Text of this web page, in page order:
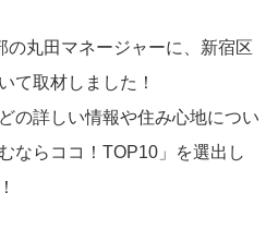
の丸田マネージャーに、新宿区
て取材しました！
の詳しい情報や住み心地につい
ならココ！TOP10」を選出し